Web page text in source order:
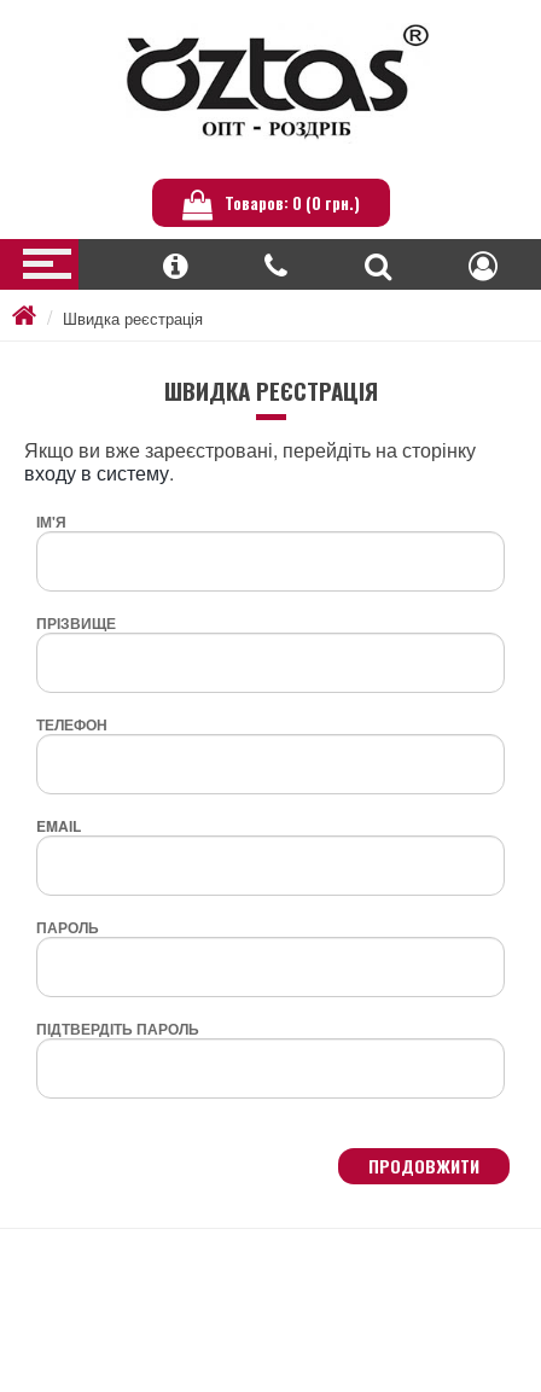
Товаров: 0 (0 грн.)
Швидка реєстрація
ШВИДКА РЕЄСТРАЦІЯ
Якщо ви вже зареєстровані, перейдіть на сторінку
входу в систему.
ІМ'Я
ПРІЗВИЩЕ
ТЕЛЕФОН
EMAIL
ПАРОЛЬ
ПІДТВЕРДІТЬ ПАРОЛЬ
ПРОДОВЖИТИ